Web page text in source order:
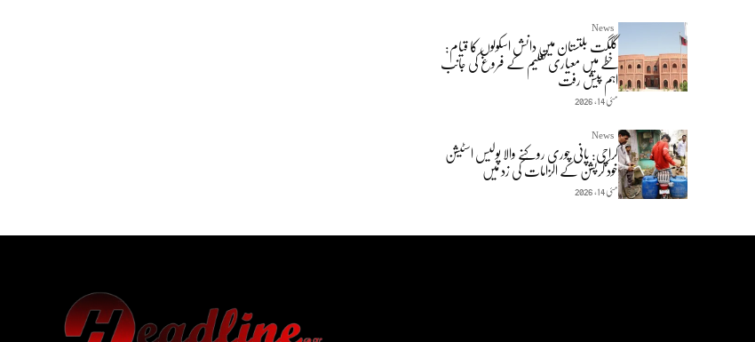
News
گلگت بلتستان میں دانش اسکولوں کا قیام:
خطے میں معیاری تعلیم کے فروغ کی جانب
اہم پیش رفت
مئی 14, 2026
News
کراچی: پانی چوری روکنے والا پولیس اسٹیشن
خود کرپشن کے الزامات کی زد میں
مئی 14, 2026